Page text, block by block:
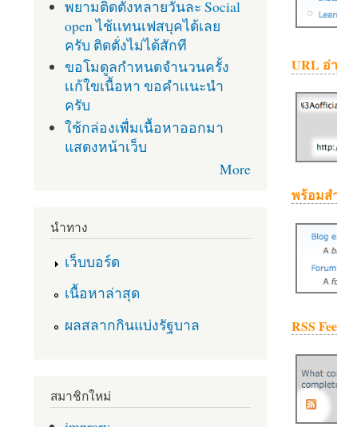
URL อ่
พร้อมส
RSS
พยามติดตั่งหลายวันละ Social
open ไช้เเทนเฟสบุคได้เลย
ครับ ติดตั่งไม่ได้สักที
ขอโมดูลกำหนดจำนวนครั้ง
เเก้ใขเนื้อหา ขอคำเเนะนำ
ครับ
ใช้กล่องเพื่มเนื้อหาออกมา
แสดงหน้าเว็บ
More
นำทาง
เว็บบอร์ด
เนื้อหาล่าสุด
ผลสลากกินแบ่งรัฐบาล
สมาชิกใหม่